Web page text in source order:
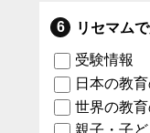
リセマム
受験情報
日本の教
世界の教